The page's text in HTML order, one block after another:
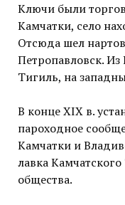
Ключи были
Камчатки, село
Отсюда шел
Петропавловск. Из
Тигиль, на
В конце XIX в.
пароходное
Камчатки и
лавка
общества.